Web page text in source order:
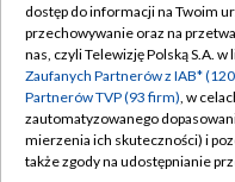
Abonament TVP
Emisja w TVP
Centrum informacji
Naziemna Telewizja
dostęp do informacji na Twoim
przechowywanie oraz na
nas, czyli Telewizję Polską S.A.
Zaufanych Partnerów z IAB*
Partnerów TVP (93 firm), w
zautomatyzowanego
mierzenia ich skuteczności) i
także zgody na udostępnianie